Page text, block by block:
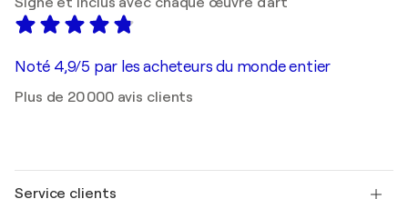
Noté 4,9/5 par les acheteurs du monde entier
Plus de 20 000 avis clients
Service clients